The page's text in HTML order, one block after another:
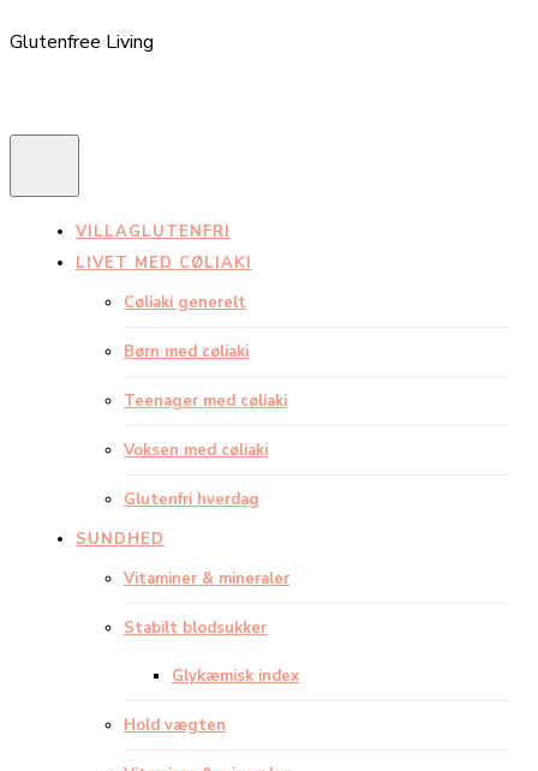
Glutenfree Living
VILLAGLUTENFRI
LIVET MED CØLIAKI
Cøliaki generelt
Børn med cøliaki
Teenager med cøliaki
Voksen med cøliaki
Glutenfri hverdag
SUNDHED
Vitaminer & mineraler
Stabilt blodsukker
Glykæmisk index
Hold vægten